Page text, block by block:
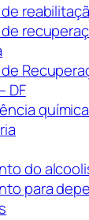
DF
química
do
para